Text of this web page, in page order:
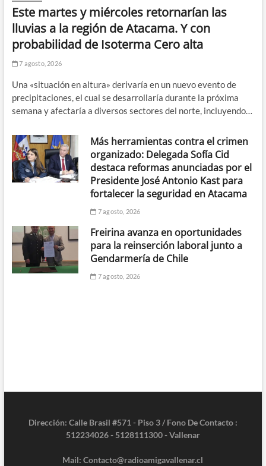
Este martes y miércoles retornarían las
lluvias a la región de Atacama. Y con
probabilidad de Isoterma Cero alta
7 agosto, 2026
Una «situación en altura» derivaría en un nuevo evento de
precipitaciones, el cual se desarrollaría durante la próxima
semana y afectaría a diversos sectores del norte, incluyendo…
Más herramientas contra el crimen
organizado: Delegada Sofía Cid
destaca reformas anunciadas por el
Presidente José Antonio Kast para
fortalecer la seguridad en Atacama
7 agosto, 2026
Freirina avanza en oportunidades
para la reinserción laboral junto a
Gendarmería de Chile
7 agosto, 2026
Dirección: Calle Brasil #571 - Piso 3 / Fono De Contacto :
512234026 - 5128111300 - Vallenar
Mail: Contacto@radioamigavallenar.cl